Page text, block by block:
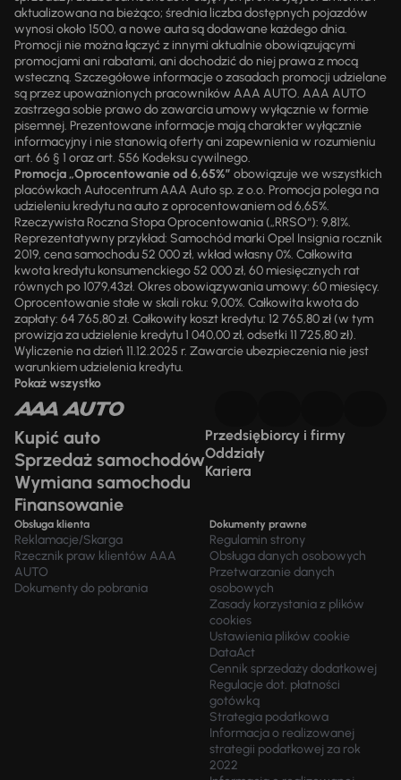
aktualizowana na bieżąco; średnia liczba dostępnych pojazdów
wynosi około 1500, a nowe auta są dodawane każdego dnia.
Promocji nie można łączyć z innymi aktualnie obowiązującymi
promocjami ani rabatami, ani dochodzić do niej prawa z mocą
wsteczną. Szczegółowe informacje o zasadach promocji udzielane
są przez upoważnionych pracowników AAA AUTO. AAA AUTO
zastrzega sobie prawo do zawarcia umowy wyłącznie w formie
pisemnej. Prezentowane informacje mają charakter wyłącznie
informacyjny i nie stanowią oferty ani zapewnienia w rozumieniu
art. 66 § 1 oraz art. 556 Kodeksu cywilnego.
Promocja „Oprocentowanie od 6,65%” obowiązuje we wszystkich
placówkach Autocentrum AAA Auto sp. z o.o. Promocja polega na
udzieleniu kredytu na auto z oprocentowaniem od 6,65%.
Rzeczywista Roczna Stopa Oprocentowania („RRSO“): 9,81%.
Reprezentatywny przykład: Samochód marki Opel Insignia rocznik
2019, cena samochodu 52 000 zł, wkład własny 0%. Całkowita
kwota kredytu konsumenckiego 52 000 zł, 60 miesięcznych rat
równych po 1079,43zł. Okres obowiązywania umowy: 60 miesięcy.
Oprocentowanie stałe w skali roku: 9,00%. Całkowita kwota do
zapłaty: 64 765,80 zł. Całkowity koszt kredytu: 12 765,80 zł (w tym
prowizja za udzielenie kredytu 1 040,00 zł, odsetki 11 725,80 zł).
Wyliczenie na dzień 11.12.2025 r. Zawarcie ubezpieczenia nie jest
warunkiem udzielenia kredytu.
Pokaż wszystko
Kupić auto
Sprzedaż samochodów
Wymiana samochodu
Finansowanie
Przedsiębiorcy i firmy
Oddziały
Kariera
Obsługa klienta
Reklamacje/Skarga
Rzecznik praw klientów AAA
AUTO
Dokumenty do pobrania
Dokumenty prawne
Regulamin strony
Obsługa danych osobowych
Przetwarzanie danych
osobowych
Zasady korzystania z plików
cookies
Ustawienia plików cookie
DataAct
Cennik sprzedaży dodatkowej
Regulacje dot. płatności
gotówką
Strategia podatkowa
Informacja o realizowanej
strategii podatkowej za rok
2022